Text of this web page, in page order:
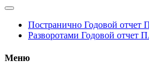
Постранично Годовой отчет
Разворотами Годовой отчет
Меню